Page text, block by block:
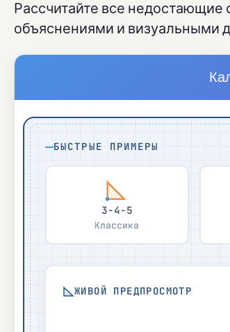
Рассчитайте все
объяснениями и визуальными
БЫСТРЫЕ ПРИМЕРЫ
3-4-5
Классика
ЖИВОЙ ПРЕДПРОСМОТР